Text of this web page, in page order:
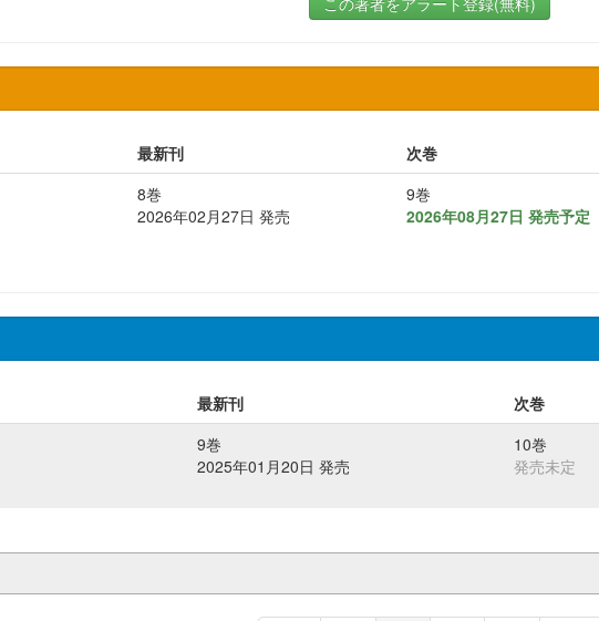
最新刊
次巻
8巻
2026年02月27日 発売
9巻
2026年08月27日 発売予定
最新刊
次巻
9巻
2025年01月20日 発売
10巻
発売未定